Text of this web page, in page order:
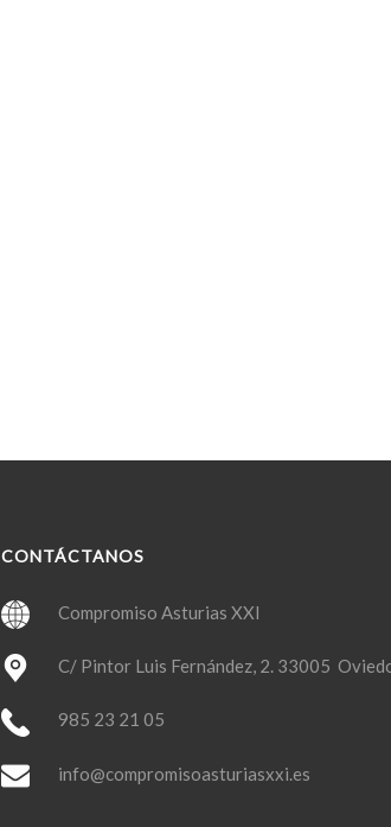
CONTÁCTANOS
Compromiso Asturias XXI
C/ Pintor Luis Fernández, 2. 33005
985 23 21 05
info@compromisoasturiasxxi.es